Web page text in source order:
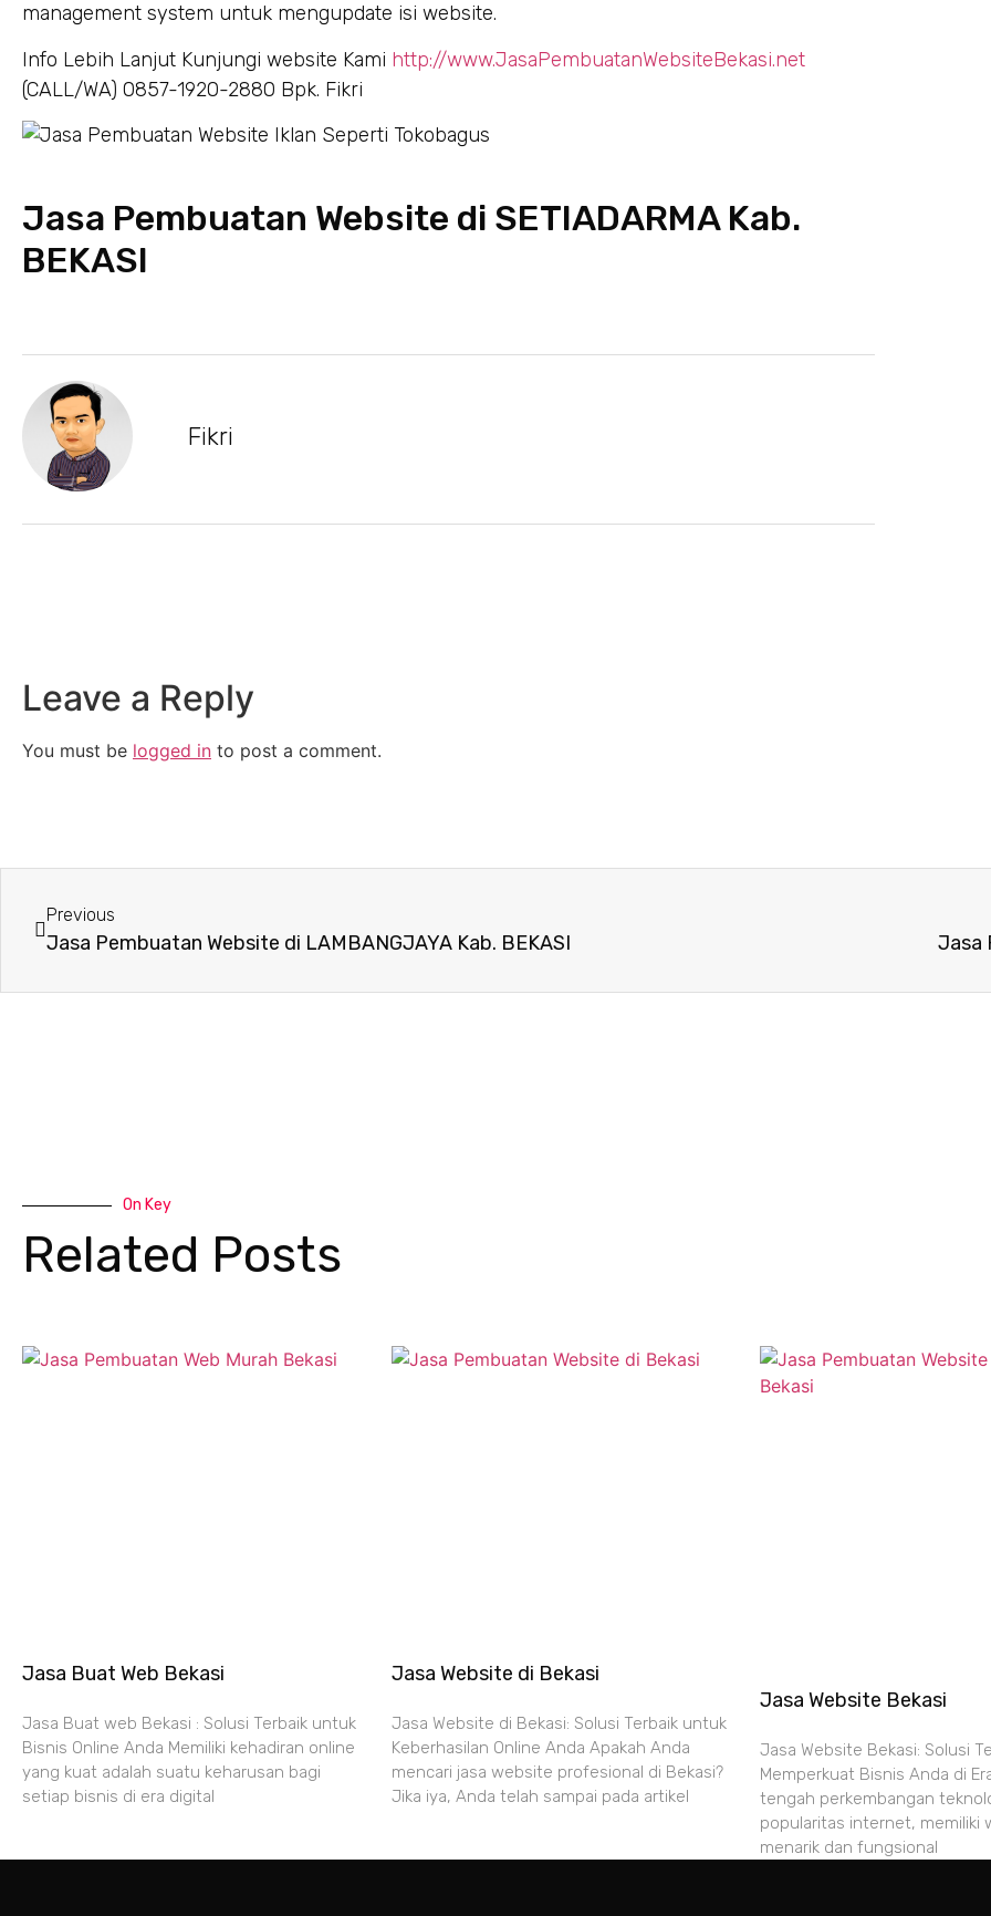
management system untuk mengupdate isi website.
Info Lebih Lanjut Kunjungi website Kami http://www.JasaPembuatanWebsiteBekasi.net
(CALL/WA) 0857-1920-2880 Bpk. Fikri
Jasa Pembuatan Website di SETIADARMA Kab.
BEKASI
Fikri
Leave a Reply
You must be logged in to post a comment.
Previous
Jasa Pembuatan Website di LAMBANGJAYA Kab. BEKASI Jasa
On Key
Related Posts
Jasa Buat Web Bekasi
Jasa Buat web Bekasi : Solusi Terbaik untuk
Bisnis Online Anda Memiliki kehadiran online
yang kuat adalah suatu keharusan bagi
setiap bisnis di era digital
Jasa Website di Bekasi
Jasa Website di Bekasi: Solusi Terbaik untuk
Keberhasilan Online Anda Apakah Anda
mencari jasa website profesional di Bekasi?
Jika iya, Anda telah sampai pada artikel
Jasa Website Bekasi
Jasa Website Bekasi: Solusi
Memperkuat Bisnis Anda di
tengah perkembangan
popularitas internet, memiliki
menarik dan fungsional